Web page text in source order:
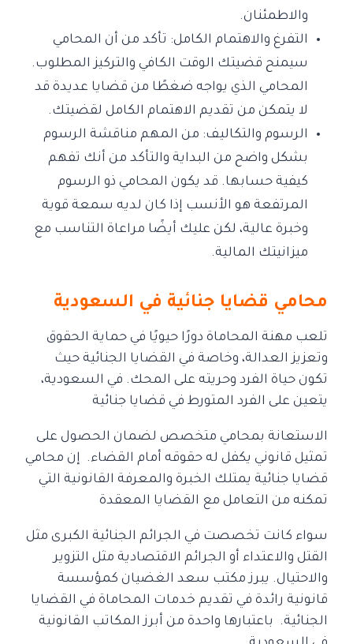
والاطمئنان.
التفرغ والاهتمام الكامل: تأكد من أن المحامي
سيمنح قضيتك الوقت الكافي والتركيز المطلوب.
المحامي الذي يواجه ضغطًا من قضايا عديدة قد
لا يتمكن من تقديم الاهتمام الكامل لقضيتك.
الرسوم والتكاليف: من المهم مناقشة الرسوم
بشكل واضح من البداية والتأكد من أنك تفهم
كيفية حسابها. قد يكون المحامي ذو الرسوم
المرتفعة هو الأنسب إذا كان لديه سمعة قوية
وخبرة عالية، لكن عليك أيضًا مراعاة التناسب مع
ميزانيتك المالية.
محامي قضايا جنائية في السعودية
تلعب مهنة المحاماة دورًا حيويًا في حماية الحقوق
وتعزيز العدالة، وخاصة في القضايا الجنائية حيث
تكون حياة الفرد وحريته على المحك. في السعودية،
يتعين على الفرد المتورط في قضايا جنائية
الاستعانة بمحامي متخصص لضمان الحصول على
تمثيل قانوني يكفل له حقوقه أمام القضاء. إن محامي
قضايا جنائية يمتلك الخبرة والمعرفة القانونية التي
تمكنه من التعامل مع القضايا المعقدة
سواء كانت تخصصت في الجرائم الجنائية الكبرى مثل
القتل والاعتداء أو الجرائم الاقتصادية مثل التزوير
والاحتيال. يبرز مكتب سعد الغضيان كمؤسسة
قانونية رائدة في تقديم خدمات المحاماة في القضايا
الجنائية.
باعتبارها واحدة من أبرز المكاتب القانونية